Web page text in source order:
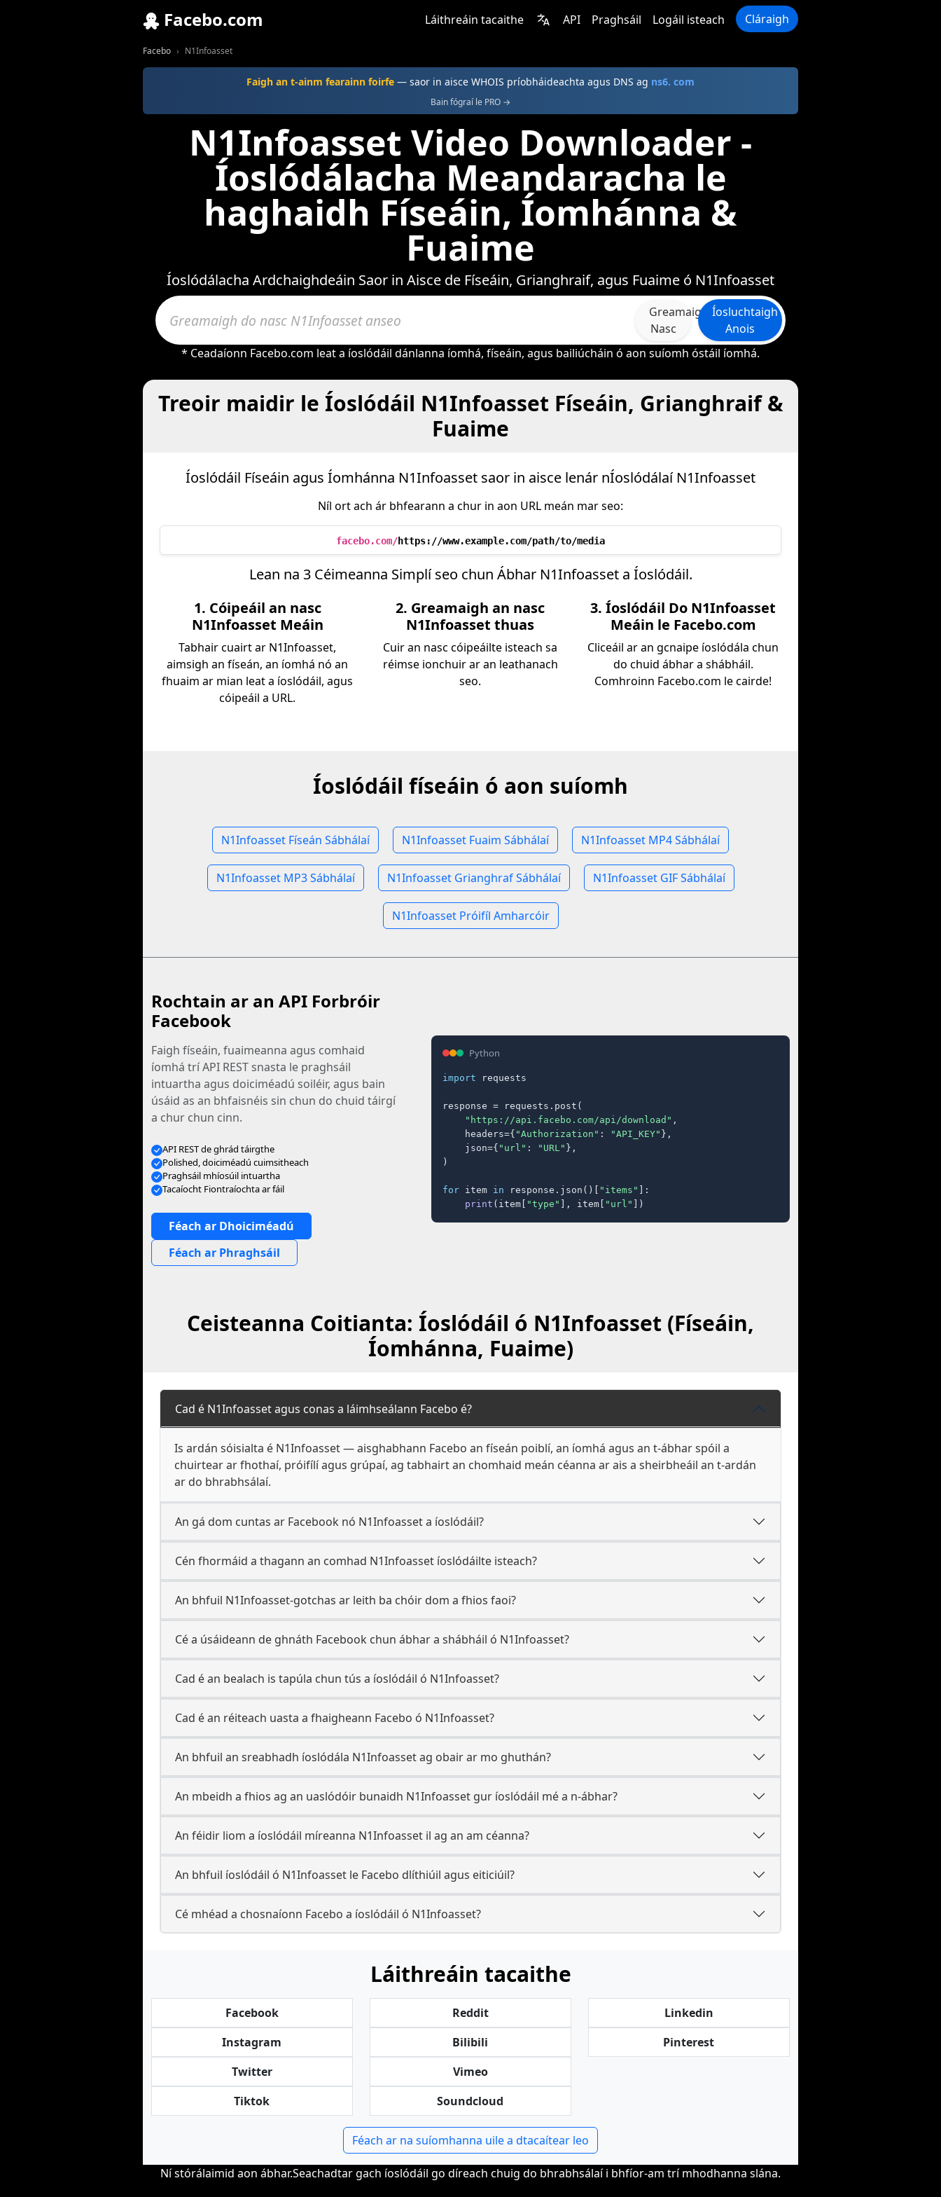
Facebo.com Láithreáin tacaithe API Praghsáil Logáil isteach Cláraigh
Facebo N1Infoasset
Faigh an t-ainm fearainn foirfe — saor in aisce WHOIS príobháideachta agus DNS ag ns6. com
Bain fógraí le PRO →
N1Infoasset Video Downloader -
Íoslódálacha Meandaracha le
haghaidh Físeáin, Íomhánna &
Fuaime
Íoslódálacha Ardchaighdeáin Saor in Aisce de Físeáin, Grianghraif, agus Fuaime ó N1Infoasset
Greamaigh
Nasc
Íosluchtaigh
Anois
* Ceadaíonn Facebo.com leat a íoslódáil dánlanna íomhá, físeáin, agus bailiúcháin ó aon suíomh óstáil íomhá.
Treoir maidir le Íoslódáil N1Infoasset Físeáin, Grianghraif &
Fuaime
Íoslódáil Físeáin agus Íomhánna N1Infoasset saor in aisce lenár nÍoslódálaí N1Infoasset
Níl ort ach ár bhfearann a chur in aon URL meán mar seo:
facebo.com/https://www.example.com/path/to/media
Lean na 3 Céimeanna Simplí seo chun Ábhar N1Infoasset a Íoslódáil.
1. Cóipeáil an nasc
N1Infoasset Meáin
Tabhair cuairt ar N1Infoasset,
aimsigh an físeán, an íomhá nó an
fhuaim ar mian leat a íoslódáil, agus
cóipeáil a URL.
2. Greamaigh an nasc
N1Infoasset thuas
Cuir an nasc cóipeáilte isteach sa
réimse ionchuir ar an leathanach
seo.
3. Íoslódáil Do N1Infoasset
Meáin le Facebo.com
Cliceáil ar an gcnaipe íoslódála chun
do chuid ábhar a shábháil.
Comhroinn Facebo.com le cairde!
Íoslódáil físeáin ó aon suíomh
N1Infoasset Físeán Sábhálaí N1Infoasset Fuaim Sábhálaí N1Infoasset MP4 Sábhálaí
N1Infoasset MP3 Sábhálaí N1Infoasset Grianghraf Sábhálaí N1Infoasset GIF Sábhálaí
N1Infoasset Próifíl Amharcóir
Rochtain ar an API Forbróir
Facebook
Faigh físeáin, fuaimeanna agus comhaid
íomhá trí API REST snasta le praghsáil
intuartha agus doiciméadú soiléir, agus bain
úsáid as an bhfaisnéis sin chun do chuid táirgí
a chur chun cinn.
API REST de ghrád táirgthe
Polished, doiciméadú cuimsitheach
Praghsáil mhíosúil intuartha
Tacaíocht Fiontraíochta ar fáil
Féach ar Dhoiciméadú
Féach ar Phraghsáil
Python
import requests
response = requests.post(
"https://api.facebo.com/api/download" ,
    headers={
"Authorization" : "API_KEY" },
    json={
"url" : "URL" },
)
for item in response.json()[ "items" ]:
print (item[ "type" ], item[ "url" ])
Ceisteanna Coitianta: Íoslódáil ó N1Infoasset (Físeáin,
Íomhánna, Fuaime)
Cad é N1Infoasset agus conas a láimhseálann Facebo é?
Is ardán sóisialta é N1Infoasset — aisghabhann Facebo an físeán poiblí, an íomhá agus an t-ábhar spóil a
chuirtear ar fhothaí, próifílí agus grúpaí, ag tabhairt an chomhaid meán céanna ar ais a sheirbheáil an t-ardán
ar do bhrabhsálaí.
An gá dom cuntas ar Facebook nó N1Infoasset a íoslódáil?
Cén fhormáid a thagann an comhad N1Infoasset íoslódáilte isteach?
An bhfuil N1Infoasset-gotchas ar leith ba chóir dom a fhios faoi?
Cé a úsáideann de ghnáth Facebook chun ábhar a shábháil ó N1Infoasset?
Cad é an bealach is tapúla chun tús a íoslódáil ó N1Infoasset?
Cad é an réiteach uasta a fhaigheann Facebo ó N1Infoasset?
An bhfuil an sreabhadh íoslódála N1Infoasset ag obair ar mo ghuthán?
An mbeidh a fhios ag an uaslódóir bunaidh N1Infoasset gur íoslódáil mé a n-ábhar?
An féidir liom a íoslódáil míreanna N1Infoasset il ag an am céanna?
An bhfuil íoslódáil ó N1Infoasset le Facebo dlíthiúil agus eiticiúil?
Cé mhéad a chosnaíonn Facebo a íoslódáil ó N1Infoasset?
Láithreáin tacaithe
Facebook
Instagram
Twitter
Tiktok
Reddit
Bilibili
Vimeo
Soundcloud
Linkedin
Pinterest
Féach ar na suíomhanna uile a dtacaítear leo
Ní stórálaimid aon ábhar.Seachadtar gach íoslódáil go díreach chuig do bhrabhsálaí i bhfíor-am trí mhodhanna slána.